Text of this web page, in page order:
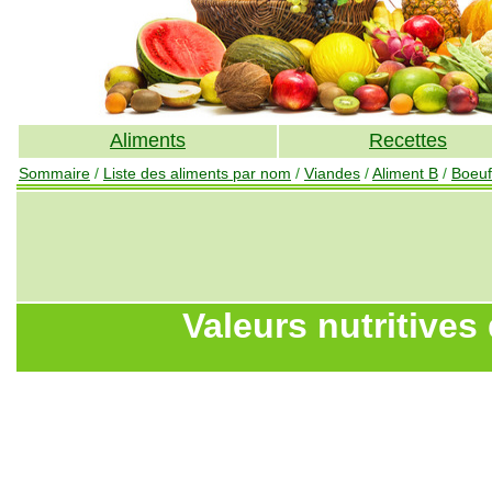
Aliments Recettes
Sommaire / Liste des aliments par nom / Viandes /Aliment B / Boeuf
Valeurs nutritives